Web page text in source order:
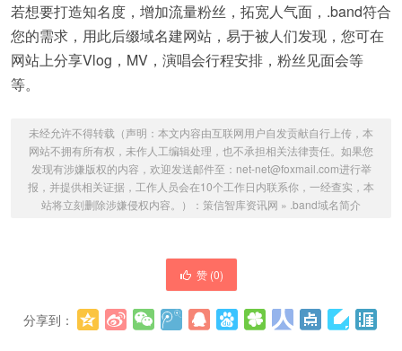
若想要打造知名度，增加流量粉丝，拓宽人气面，.band符合
您的需求，用此后缀域名建网站，易于被人们发现，您可在
网站上分享Vlog，MV，演唱会行程安排，粉丝见面会等
等。
未经允许不得转载（声明：本文内容由互联网用户自发贡献自行上传，本
网站不拥有所有权，未作人工编辑处理，也不承担相关法律责任。如果您
发现有涉嫌版权的内容，欢迎发送邮件至：net-net@foxmail.com进行举
报，并提供相关证据，工作人员会在10个工作日内联系你，一经查实，本
站将立刻删除涉嫌侵权内容。）： 策信智库资讯网 » .band域名简介
赞 (0)
分享到：